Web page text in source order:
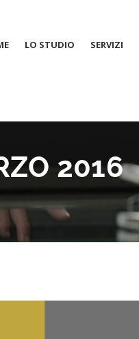
LO STUDIO SERVIZI
2016